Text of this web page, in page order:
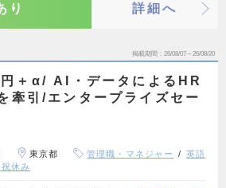
り 詳細へ
掲載期間 26/08/07～26/08/20
＋α/ AI・データによるHR
牽引/エンタープライズセー
東京都 管理職・マネジャー
英語
祝休み